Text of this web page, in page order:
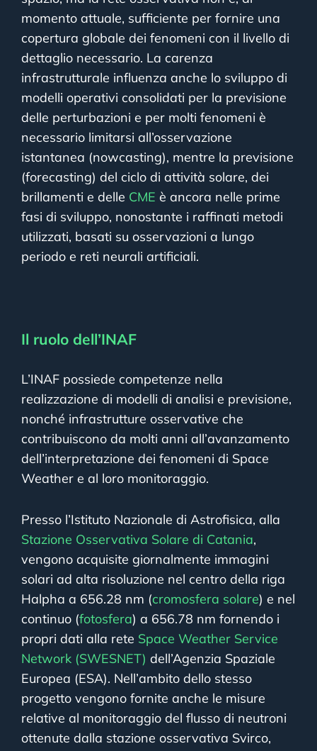
momento attuale, sufficiente per fornire una
copertura globale dei fenomeni con il livello di
dettaglio necessario. La carenza
infrastrutturale influenza anche lo sviluppo di
modelli operativi consolidati per la previsione
delle perturbazioni e per molti fenomeni è
necessario limitarsi all’osservazione
istantanea (nowcasting), mentre la previsione
(forecasting) del ciclo di attività solare, dei
brillamenti e delle CME è ancora nelle prime
fasi di sviluppo, nonostante i raffinati metodi
utilizzati, basati su osservazioni a lungo
periodo e reti neurali artificiali.
Il ruolo dell’INAF
L’INAF possiede competenze nella
realizzazione di modelli di analisi e previsione,
nonché infrastrutture osservative che
contribuiscono da molti anni all’avanzamento
dell’interpretazione dei fenomeni di Space
Weather e al loro monitoraggio.
Presso l’Istituto Nazionale di Astrofisica, alla
Stazione Osservativa Solare di Catania,
vengono acquisite giornalmente immagini
solari ad alta risoluzione nel centro della riga
Halpha a 656.28 nm (cromosfera solare) e nel
continuo (fotosfera) a 656.78 nm fornendo i
propri dati alla rete Space Weather Service
Network (SWESNET) dell’Agenzia Spaziale
Europea (ESA). Nell’ambito dello stesso
progetto vengono fornite anche le misure
relative al monitoraggio del flusso di neutroni
ottenute dalla stazione osservativa Svirco,